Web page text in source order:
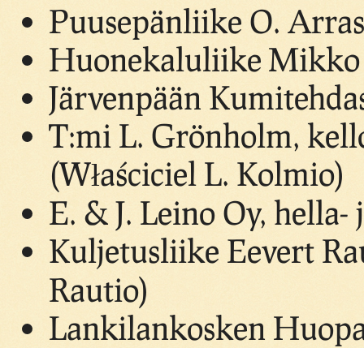
Puusepänliike O.
Huonekaluliike Mikko
Järvenpään
T:mi L. Grönholm,
(Właściciel L. Kolmio)
E. & J. Leino Oy,
Kuljetusliike Eevert
Rautio)
Lankilankosken